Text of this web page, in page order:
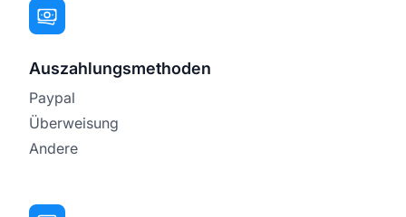
Auszahlungsmethoden
Paypal
Überweisung
Andere